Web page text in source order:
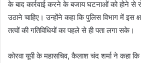
के बाद कार्रवाई करने के बजाय घटनाओं को होने
उठाने चाहिए। उन्होंने कहा कि पुलिस विभाग में इस
तत्वों की गतिविधियों का पहले से ही पता लगा सके।
कोरवा यूपी के महासचिव, कैलाश चंद शर्मा ने कहा